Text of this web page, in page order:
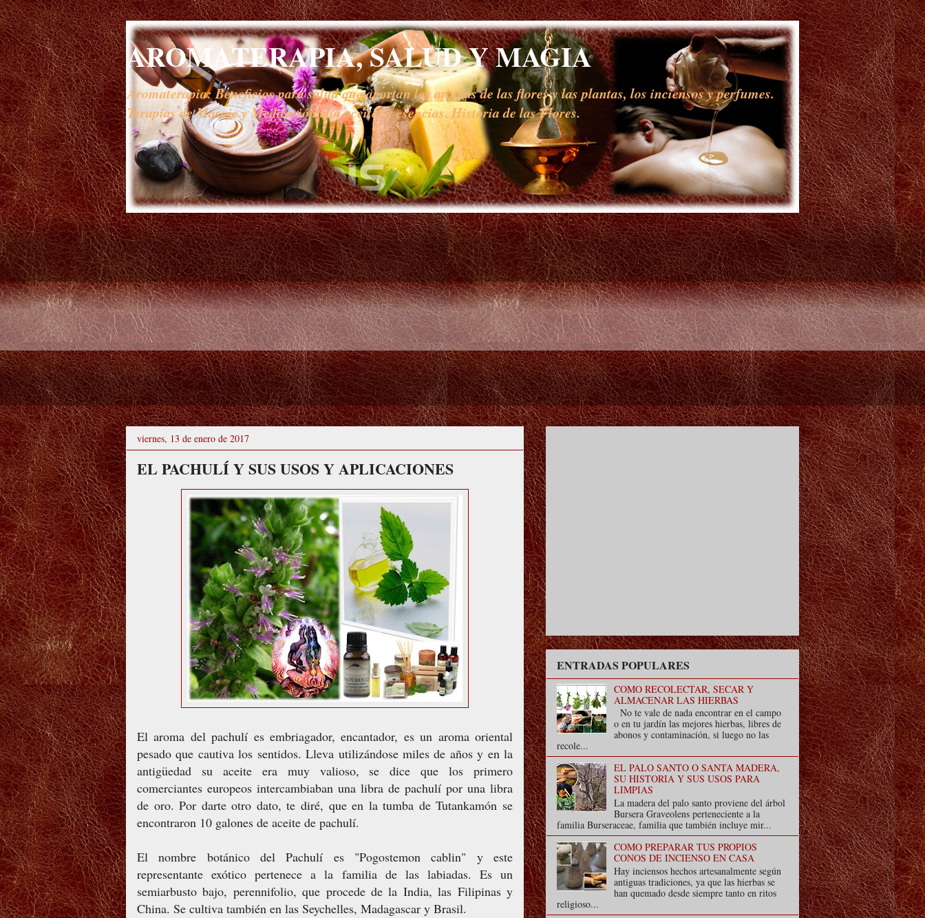
AROMATERAPIA, SALUD Y MAGIA
Aromaterapia: Beneficios para salud que aportan los aromas de las flores y las plantas, los inciensos y perfumes.
Terapias de Masaje y Meditación con aceites y esencias. Historia de las Flores.
viernes, 13 de enero de 2017
EL PACHULÍ Y SUS USOS Y APLICACIONES
El aroma del pachulí es embriagador, encantador, es un aroma oriental
pesado que cautiva los sentidos. Lleva utilizándose miles de años y en la
antigüedad su aceite era muy valioso, se dice que los primero
comerciantes europeos intercambiaban una libra de pachulí por una libra
de oro. Por darte otro dato, te diré, que en la tumba de Tutankamón se
encontraron 10 galones de aceite de pachulí.
El nombre botánico del Pachulí es "Pogostemon cablin" y este
representante exótico pertenece a la familia de las labiadas. Es un
semiarbusto bajo, perennifolio, que procede de la India, las Filipinas y
China. Se cultiva también en las Seychelles, Madagascar y Brasil.
ENTRADAS POPULARES
COMO RECOLECTAR, SECAR Y
ALMACENAR LAS HIERBAS
No te vale de nada encontrar en el campo
o en tu jardín las mejores hierbas, libres de
abonos y contaminación, si luego no las
recole...
EL PALO SANTO O SANTA MADERA,
SU HISTORIA Y SUS USOS PARA
LIMPIAS
La madera del palo santo proviene del árbol
Bursera Graveolens perteneciente a la
familia Burseraceae, familia que también incluye mir...
COMO PREPARAR TUS PROPIOS
CONOS DE INCIENSO EN CASA
Hay inciensos hechos artesanalmente según
antiguas tradiciones, ya que las hierbas se
han quemado desde siempre tanto en ritos
religioso...